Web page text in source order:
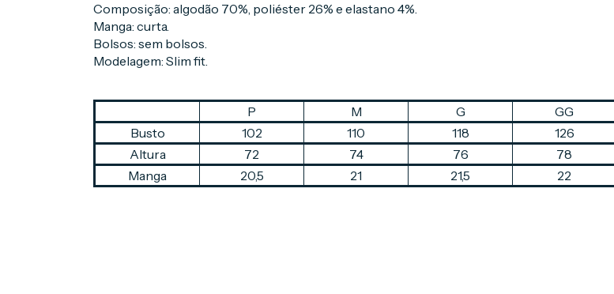
Composição: algodão 70%, poliéster 26% e elastano 4%.
Manga: curta.
Bolsos: sem bolsos.
Modelagem: Slim fit.
P M G
GG
Busto
102 110 118
126
Altura
72 74 76
78
Manga
20,5 21 21,5 22